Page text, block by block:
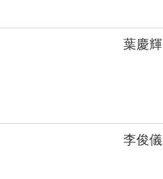
葉慶輝
李俊儀